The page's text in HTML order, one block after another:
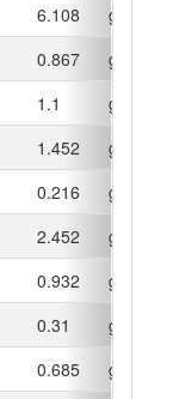
6.108
g
0.867
g
1.1
g
1.452
g
0.216
g
2.452
g
0.932
g
0.31
g
0.685
g